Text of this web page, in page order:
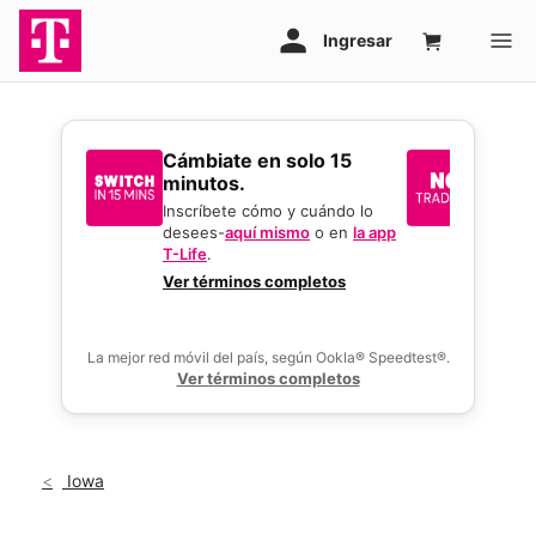
​​​​​​​Cámbiate en solo 15
minutos.
Inscríbete cómo y cuándo lo
desees-aquí mismo o en la app
T-Life.
Ver términos completos
La mejor red móvil del país, según Ookla® Speedtest®.
Ver términos completos
Iowa